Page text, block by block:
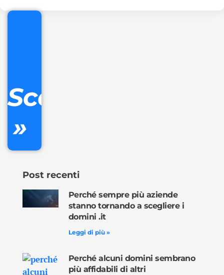
Scopri
»
Post recenti
Perché sempre più aziende
stanno tornando a scegliere i
domini .it
Leggi di più »
Perché alcuni domini sembrano
più affidabili di altri